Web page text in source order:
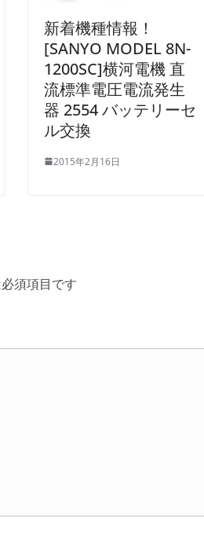
新着機種情報！
[SANYO MODEL 8N-
1200SC]横河電機 直
流標準電圧電流発生
器 2554 バッテリーセ
ル交換
2015年2月16日
須項目です